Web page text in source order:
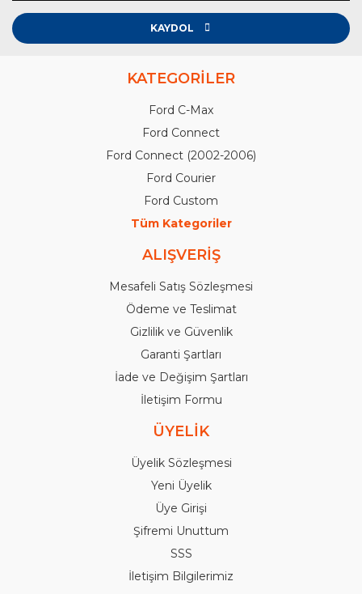
KAYDOL
KATEGORİLER
Ford C-Max
Ford Connect
Ford Connect (2002-2006)
Ford Courier
Ford Custom
Tüm Kategoriler
ALIŞVERİŞ
Mesafeli Satış Sözleşmesi
Ödeme ve Teslimat
Gizlilik ve Güvenlik
Garanti Şartları
İade ve Değişim Şartları
İletişim Formu
ÜYELİK
Üyelik Sözleşmesi
Yeni Üyelik
Üye Girişi
Şifremi Unuttum
SSS
İletişim Bilgilerimiz